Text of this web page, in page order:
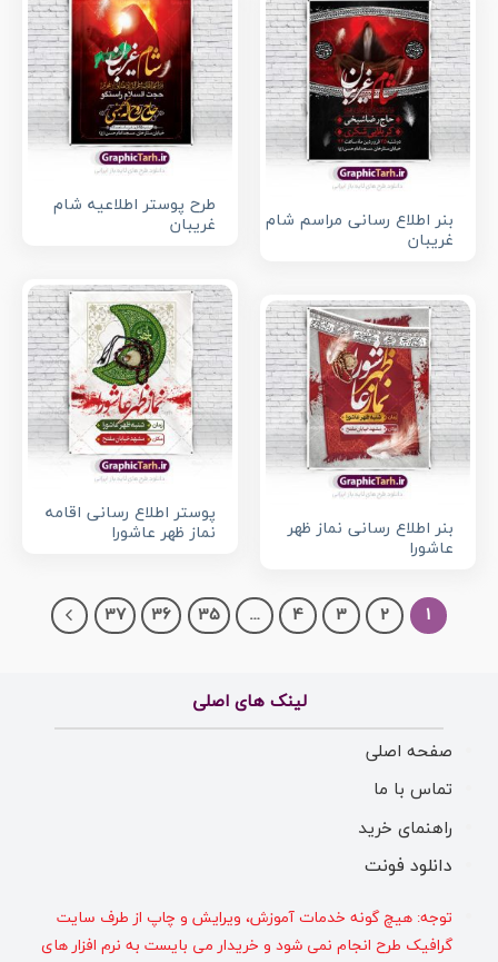
طرح پوستر اطلاعیه شام
غریبان
بنر اطلاع رسانی مراسم شام
غریبان
پوستر اطلاع رسانی اقامه
نماز ظهر عاشورا
بنر اطلاع رسانی نماز ظهر
عاشورا
1
2
3
4
…
35
36
37
لینک های اصلی
صفحه اصلی
تماس با ما
راهنمای خرید
دانلود فونت
توجه: هیچ گونه خدمات آموزش، ویرایش و چاپ از طرف سایت
گرافیک طرح انجام نمی شود و خریدار می بایست به نرم افزار های